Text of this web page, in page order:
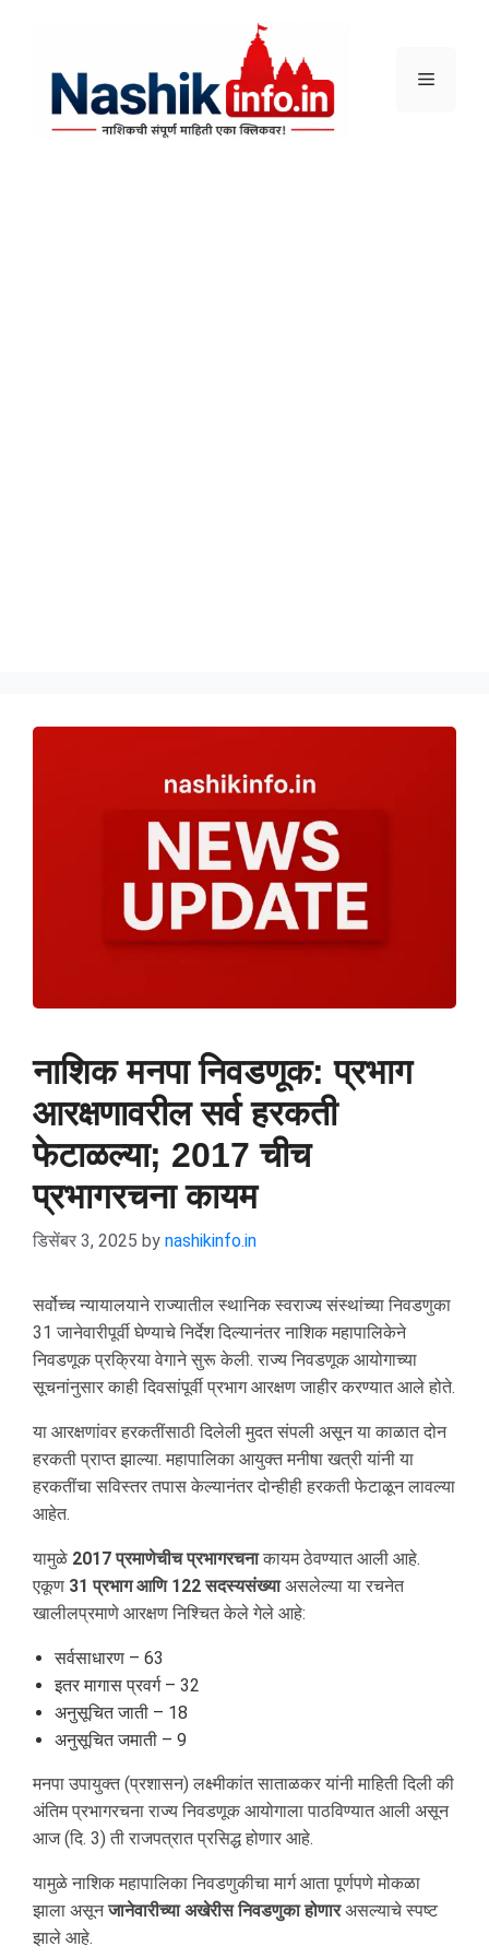
नाशिक मनपा निवडणूक: प्रभाग
आरक्षणावरील सर्व हरकती
फेटाळल्या; 2017 चीच
प्रभागरचना कायम
डिसेंबर 3, 2025 by nashikinfo.in
सर्वोच्च न्यायालयाने राज्यातील स्थानिक स्वराज्य संस्थांच्या निवडणुका
31 जानेवारीपूर्वी घेण्याचे निर्देश दिल्यानंतर नाशिक महापालिकेने
निवडणूक प्रक्रिया वेगाने सुरू केली. राज्य निवडणूक आयोगाच्या
सूचनांनुसार काही दिवसांपूर्वी प्रभाग आरक्षण जाहीर करण्यात आले होते.
या आरक्षणांवर हरकतींसाठी दिलेली मुदत संपली असून या काळात दोन
हरकती प्राप्त झाल्या. महापालिका आयुक्त मनीषा खत्री यांनी या
हरकतींचा सविस्तर तपास केल्यानंतर दोन्हीही हरकती फेटाळून लावल्या
आहेत.
यामुळे 2017 प्रमाणेचीच प्रभागरचनाकायम ठेवण्यात आली आहे.
एकूण 31 प्रभाग आणि 122 सदस्यसंख्याअसलेल्या या रचनेत
खालीलप्रमाणे आरक्षण निश्चित केले गेले आहे:
सर्वसाधारण – 63
इतर मागास प्रवर्ग – 32
अनुसूचित जाती – 18
अनुसूचित जमाती – 9
मनपा उपायुक्त (प्रशासन) लक्ष्मीकांत साताळकर यांनी माहिती दिली की
अंतिम प्रभागरचना राज्य निवडणूक आयोगाला पाठविण्यात आली असून
आज (दि. 3) ती राजपत्रात प्रसिद्ध होणार आहे.
यामुळे नाशिक महापालिका निवडणुकीचा मार्ग आता पूर्णपणे मोकळा
झाला असूनजानेवारीच्या अखेरीस निवडणुका होणारअसल्याचे स्पष्ट
झाले आहे.